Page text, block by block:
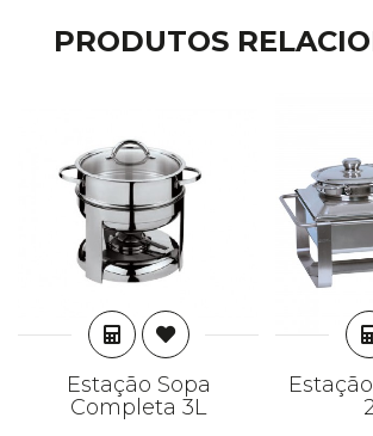
PRODUTOS
ADICIONAR
Estação Sopa
Completa 3L